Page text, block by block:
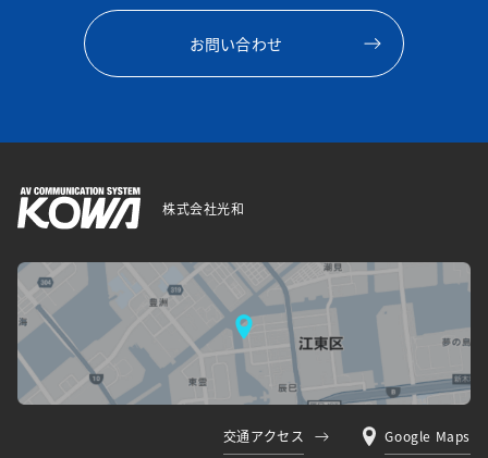
お問い合わせ
株式会社光和
交通アクセス Google Maps